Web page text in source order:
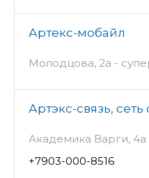
Артекс-мобайл
Молодцова, 2а -
Артэкс-связь, сеть
Академика Варги,
+7903-000-8516